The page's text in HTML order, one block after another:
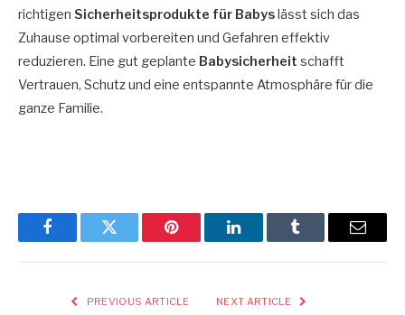
richtigen Sicherheitsprodukte für Babyslässt sich das
Zuhause optimal vorbereiten und Gefahren effektiv
reduzieren. Eine gut geplante Babysicherheit schafft
Vertrauen, Schutz und eine entspannte Atmosphäre für die
ganze Familie.
FacebookTwitter Pinterest LinkedInTumblr Email
PREVIOUS ARTICLE NEXT ARTICLE